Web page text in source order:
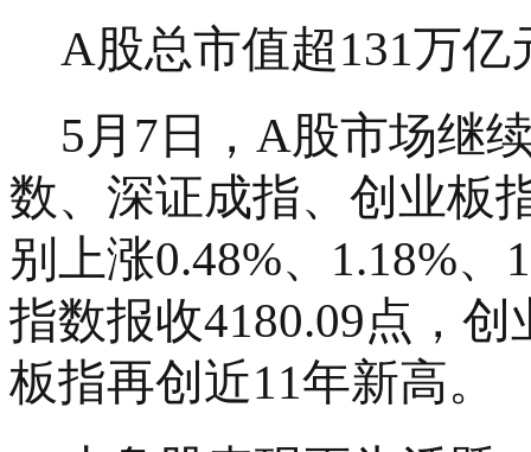
A股总市值超131万亿
5月7日，A股市场继
数、深证成指、创业板
别上涨0.48%、1.18%、
指数报收4180.09点，
板指再创近11年新高。